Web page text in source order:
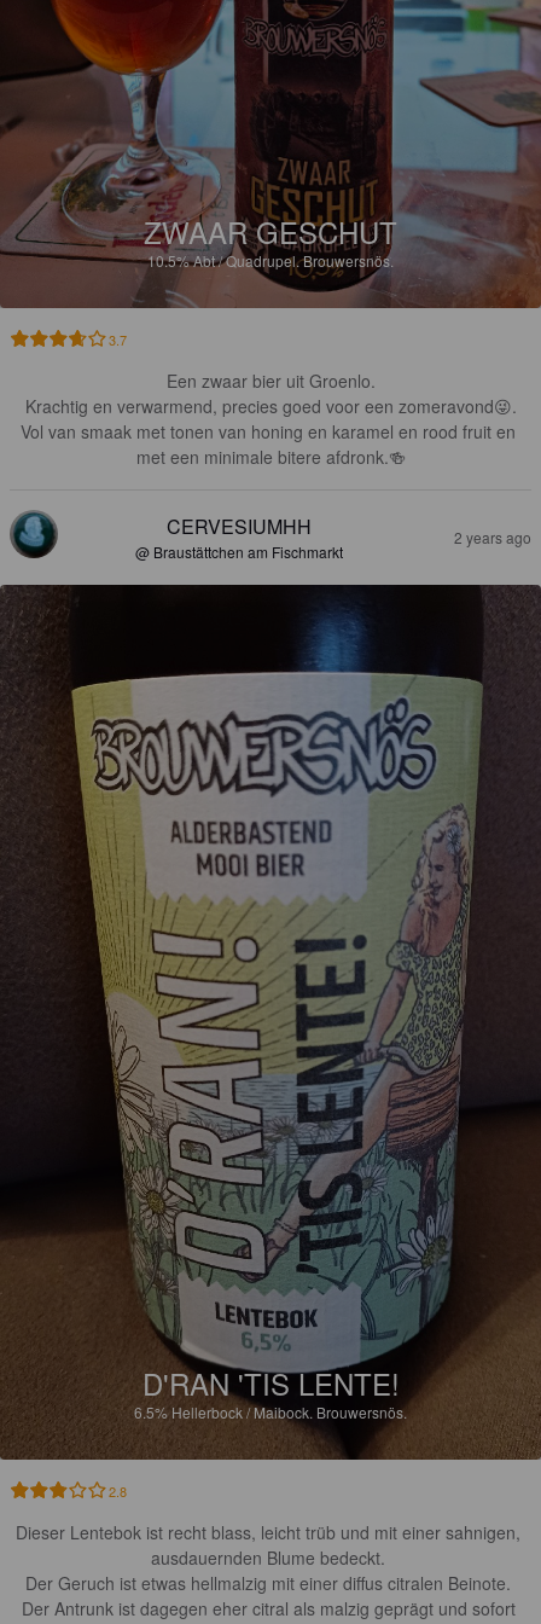
ZWAAR GESCHUT
10.5%Abt / Quadrupel.Brouwersnös.
3.7
Een zwaar bier uit Groenlo.
Krachtig en verwarmend, precies goed voor een zomeravond😜.
Vol van smaak met tonen van honing en karamel en rood fruit en
met een minimale bitere afdronk.🍻
CERVESIUMHH
@ Braustättchen am Fischmarkt
2 years ago
D'RAN 'TIS LENTE!
6.5%Hellerbock / Maibock. Brouwersnös.
2.8
Dieser Lentebok ist recht blass, leicht trüb und mit einer sahnigen,
ausdauernden Blume bedeckt.
Der Geruch ist etwas hellmalzig mit einer diffus citralen Beinote.
Der Antrunk ist dagegen eher citral als malzig geprägt und sofort